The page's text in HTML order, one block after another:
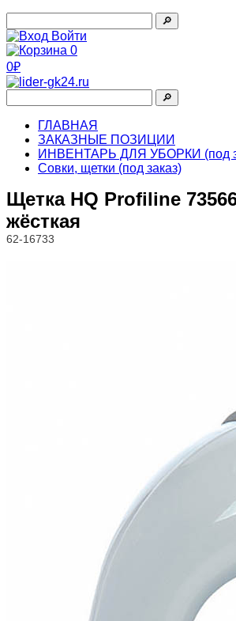
🔎︎
Войти
0
0₽
🔎︎
ГЛАВНАЯ
ЗАКАЗНЫЕ ПОЗИЦИИ
ИНВЕНТАРЬ ДЛЯ УБОРКИ (под
Совки, щетки (под заказ)
Щетка HQ Profiline
жёсткая
62-16733